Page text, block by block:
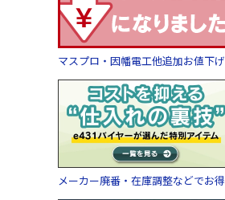
マスプロ・因幡電工他追加お値下げ
メーカー廃番・在庫調整などでお得